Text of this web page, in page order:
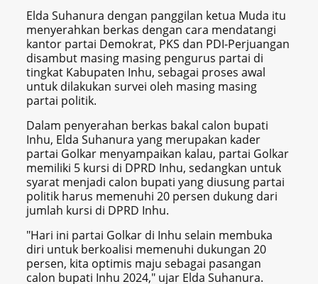
Elda Suhanura dengan panggilan ketua Muda itu
menyerahkan berkas dengan cara mendatangi
kantor partai Demokrat, PKS dan PDI-Perjuangan
disambut masing masing pengurus partai di
tingkat Kabupaten Inhu, sebagai proses awal
untuk dilakukan survei oleh masing masing
partai politik.
Dalam penyerahan berkas bakal calon bupati
Inhu, Elda Suhanura yang merupakan kader
partai Golkar menyampaikan kalau, partai Golkar
memiliki 5 kursi di DPRD Inhu, sedangkan untuk
syarat menjadi calon bupati yang diusung partai
politik harus memenuhi 20 persen dukung dari
jumlah kursi di DPRD Inhu.
"Hari ini partai Golkar di Inhu selain membuka
diri untuk berkoalisi memenuhi dukungan 20
persen, kita optimis maju sebagai pasangan
calon bupati Inhu 2024," ujar Elda Suhanura.